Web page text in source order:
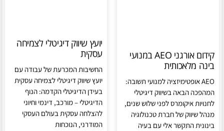
קידום אורגני AEO במנועי
בינה מלאכותית
AEO אופטימיזציה למנועי תשובה:
המהפכה הבאה בשיווק דיגיטלי
לחנויות איקומרס לפני שלוש שנים,
מנהל שיווק של חברת טכנולוגיה
בינונית התקשר אלי עם בעיה
יועץ שיווק דיגיטלי לצמיחה
עסקית
החשיבות המכרעת של עבודה עם
יועץ שיווק דיגיטלי לצמיחה עסקית
בעידן הדיגיטלי הקדמה: הנוף
הדיגיטלי – מורכב, דינמי וחיוני
להצלחה עסקית בעולם העסקי
המודרני, הנוכחות